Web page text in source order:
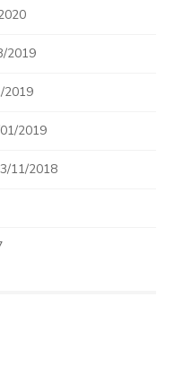
2019
2019
2019
11/2018